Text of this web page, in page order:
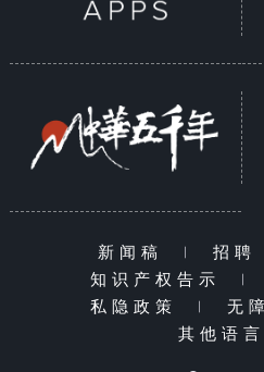
新闻稿 | 招聘
知识产权告示
|
私隐政策
| 无
其他语